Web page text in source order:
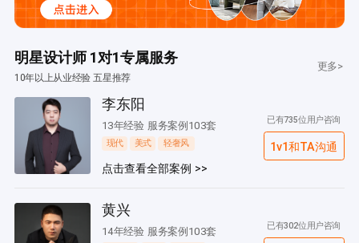
明星设计师 1对1专属服务
10年以上从业经验 五星推荐
更多>
李东阳
13年经验 服务案例103套
现代 美式 轻奢风
点击查看全部案例 >>
已有735位用户咨询
1v1和TA沟通
黄兴
14年经验 服务案例103套 已有302位用户咨询